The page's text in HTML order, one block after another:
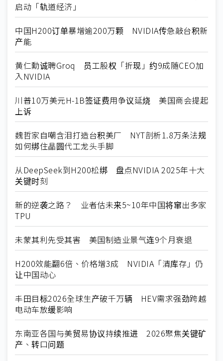
启动「轨道经济」
中国H200订单暴增逾200万颗 NVIDIA传急敲台积新
产能
黄仁勳诚聘Groq 员工股权「折现」约9成随CEO加
入NVIDIA
川普10万美元H-1B签证费用争议延烧 美国商会提起
上诉
魏哲家自嘲含泪打造台积美厂 NYT剖析1.8万条法规
如何绑住晶圆代工龙头手脚
从DeepSeek到H200松绑 盘点NVIDIA 2025年十大
关键时刻
新的逆袭之路？ 业者估未来5~10年中国将窜出多家
TPU
未蒙其利先受其害 美国制造业景气连9个月衰退
H200效能翻6倍、价格增3成 NVIDIA「清库存」仍
让中国动心
丰田目标2026全球生产破千万辆 HEV需求强劲跨越
电动车放缓影响
东南亚各国与美贸易协议持续推进 2026聚焦关键矿
产、转口问题